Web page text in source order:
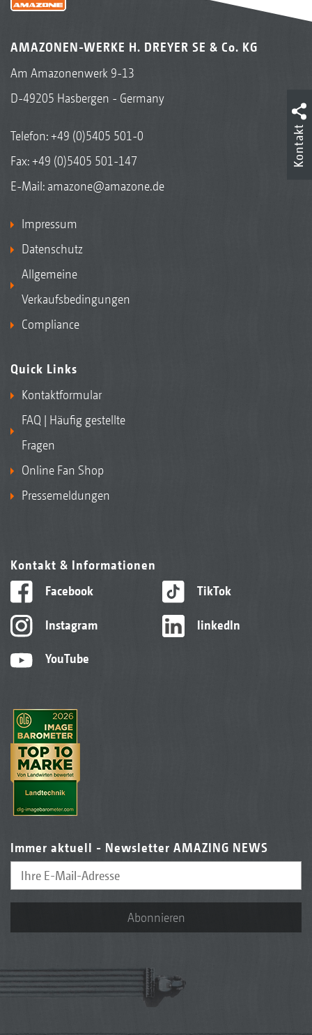
AMAZONEN-WERKE H. DREYER SE & Co. KG
Am Amazonenwerk 9-13
D-49205 Hasbergen - Germany
Telefon:+49 (0)5405 501-0
Fax: +49 (0)5405 501-147
E-Mail: amazone@amazone.de
Impressum
Datenschutz
Allgemeine
Verkaufsbedingungen
Compliance
Quick Links
Kontaktformular
FAQ | Häufig gestellte
Fragen
Online Fan Shop
Pressemeldungen
Kontakt & Informationen
Facebook
Instagram
YouTube
TikTok
linkedIn
Immer aktuell - Newsletter AMAZING NEWS
Abonnieren
Kontakt